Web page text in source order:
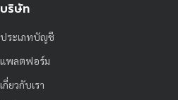
บริษัท
ประเภทบัญชี
แพลตฟอร์ม
เกี่ยวกับเรา